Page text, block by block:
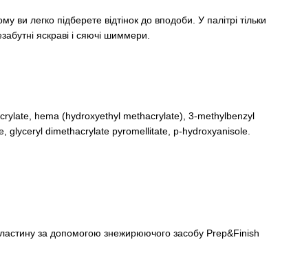
ви легко підберете відтінок до вподоби. У палітрі тільки
яскраві і сяючі шиммери.
hema (hydroxyethyl methacrylate), 3-methylbenzyl
glyceryl dimethacrylate pyromellitate, p-hydroxyanisole.
за допомогою знежирюючого засобу Prep&Finish